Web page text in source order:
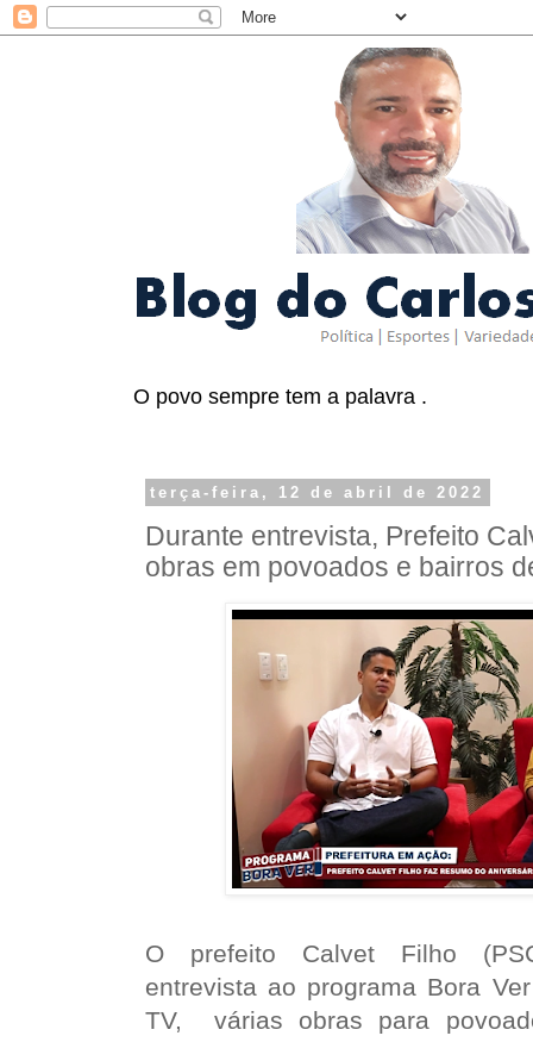
O povo sempre tem a palavra .
terça-feira, 12 de abril de 2022
Durante entrevista, Prefeito
obras em povoados e bairros
O prefeito Calvet Filho
entrevista ao programa Bora
TV, várias obras para